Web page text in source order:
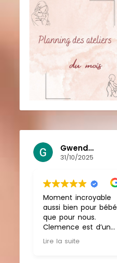
Gwendoline Lecigne
31/10/2025
Moment incroyable
aussi bien pour bébé
que pour nous.
Clemence est d’une
gentillesse sans nom.
Lire la suite